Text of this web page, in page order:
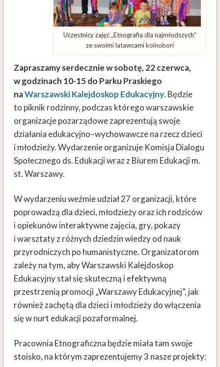
Uczestnicy zajęć „Etnografia dla najmłodszych”
ze swoimi latawcami koinobori
Zapraszamy serdecznie w sobotę, 22 czerwca,
w godzinach 10-15 do Parku Praskiego
naWarszawski Kalejdoskop Edukacyjny. Będzie
to piknik rodzinny, podczas którego warszawskie
organizacje pozarządowe zaprezentują swoje
działania edukacyjno–wychowawcze na rzecz dzieci
i młodzieży. Wydarzenie organizuje Komisja Dialogu
Społecznego ds. Edukacji wraz z Biurem Edukacji m.
st. Warszawy.
W wydarzeniu weźmie udział 27 organizacji, które
poprowadzą dla dzieci, młodzieży oraz ich rodziców
i opiekunów interaktywne zajęcia, gry, pokazy
i warsztaty z różnych dziedzin wiedzy od nauk
przyrodniczych po humanistyczne. Organizatorom
zależy na tym, aby Warszawski Kalejdoskop
Edukacyjny stał się skuteczną i efektywną
przestrzenią promocji „Warszawy Edukacyjnej”, jak
również zachętą dla dzieci i młodzieży do włączenia
się w nurt edukacji pozaformalnej.
Pracownia Etnograficzna będzie miała tam swoje
stoisko, na którym zaprezentujemy 3 nasze projekty: